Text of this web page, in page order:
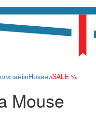
НовиниSALE %
Mouse